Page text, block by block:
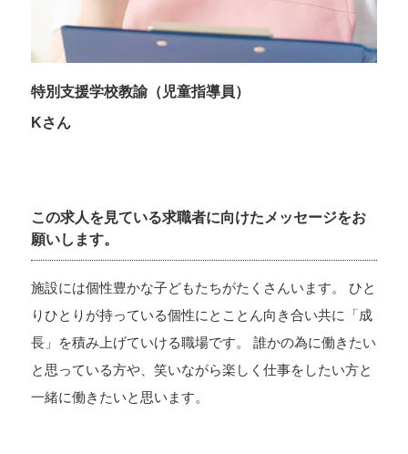
特別支援学校教諭（児童指導員）
Kさん
この求人を見ている求職者に向けたメッセージをお
願いします。
施設には個性豊かな子どもたちがたくさんいます。 ひと
りひとりが持っている個性にとことん向き合い共に「成
長」を積み上げていける職場です。 誰かの為に働きたい
と思っている方や、笑いながら楽しく仕事をしたい方と
一緒に働きたいと思います。